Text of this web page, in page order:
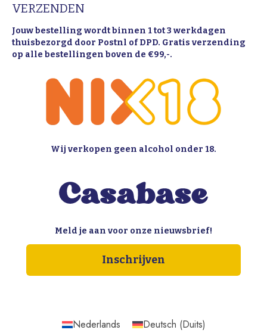
VERZENDEN
Jouw bestelling wordt binnen 1 tot 3 werkdagen
thuisbezorgd door Postnl of DPD. Gratis verzending
op alle bestellingen boven de €99,-.
Wij verkopen geen alcohol onder 18.
Meld je aan voor onze nieuwsbrief!
Inschrijven
Nederlands Deutsch (Duits)